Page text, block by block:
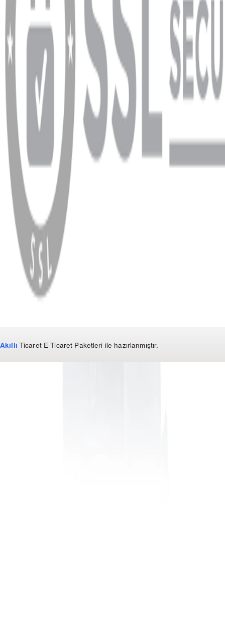
info@dukkanhifi.com 0850 441 40 44
Çalışma Saatleri: Pazartesi - Cuma 09:30 - 19:30, Cumartesi 10:00 - 18:00
WhatsApp Facebook
Copyright
2026 Dükkan Hifi
Akıllı Ticaret E-Ticaret Paketleri ile hazırlanmıştır.